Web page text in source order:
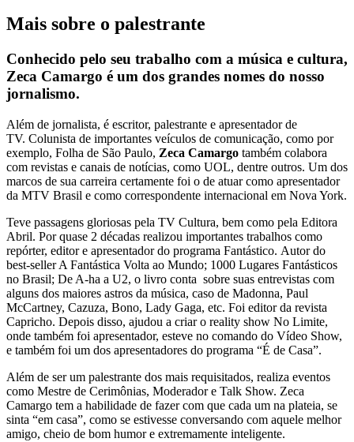
Mais sobre o palestrante
Conhecido pelo seu trabalho com a música e cultura,
Zeca Camargo é um dos grandes nomes do nosso
jornalismo.
Além de jornalista, é escritor, palestrante e apresentador de
TV. Colunista de importantes veículos de comunicação, como por
exemplo, Folha de São Paulo, Zeca Camargo também colabora
com revistas e canais de notícias, como UOL, dentre outros. Um dos
marcos de sua carreira certamente foi o de atuar como apresentador
da MTV Brasil e como correspondente internacional em Nova York.
Teve passagens gloriosas pela TV Cultura, bem como pela Editora
Abril. Por quase 2 décadas realizou importantes trabalhos como
repórter, editor e apresentador do programa Fantástico. Autor do
best-seller A Fantástica Volta ao Mundo; 1000 Lugares Fantásticos
no Brasil; De A-ha a U2, o livro conta sobre suas entrevistas com
alguns dos maiores astros da música, caso de Madonna, Paul
McCartney, Cazuza, Bono, Lady Gaga, etc. Foi editor da revista
Capricho. Depois disso, ajudou a criar o reality show No Limite,
onde também foi apresentador, esteve no comando do Vídeo Show,
e também foi um dos apresentadores do programa “É de Casa”.
Além de ser um palestrante dos mais requisitados, realiza eventos
como Mestre de Cerimônias, Moderador e Talk Show. Zeca
Camargo tem a habilidade de fazer com que cada um na plateia, se
sinta “em casa”, como se estivesse conversando com aquele melhor
amigo, cheio de bom humor e extremamente inteligente.